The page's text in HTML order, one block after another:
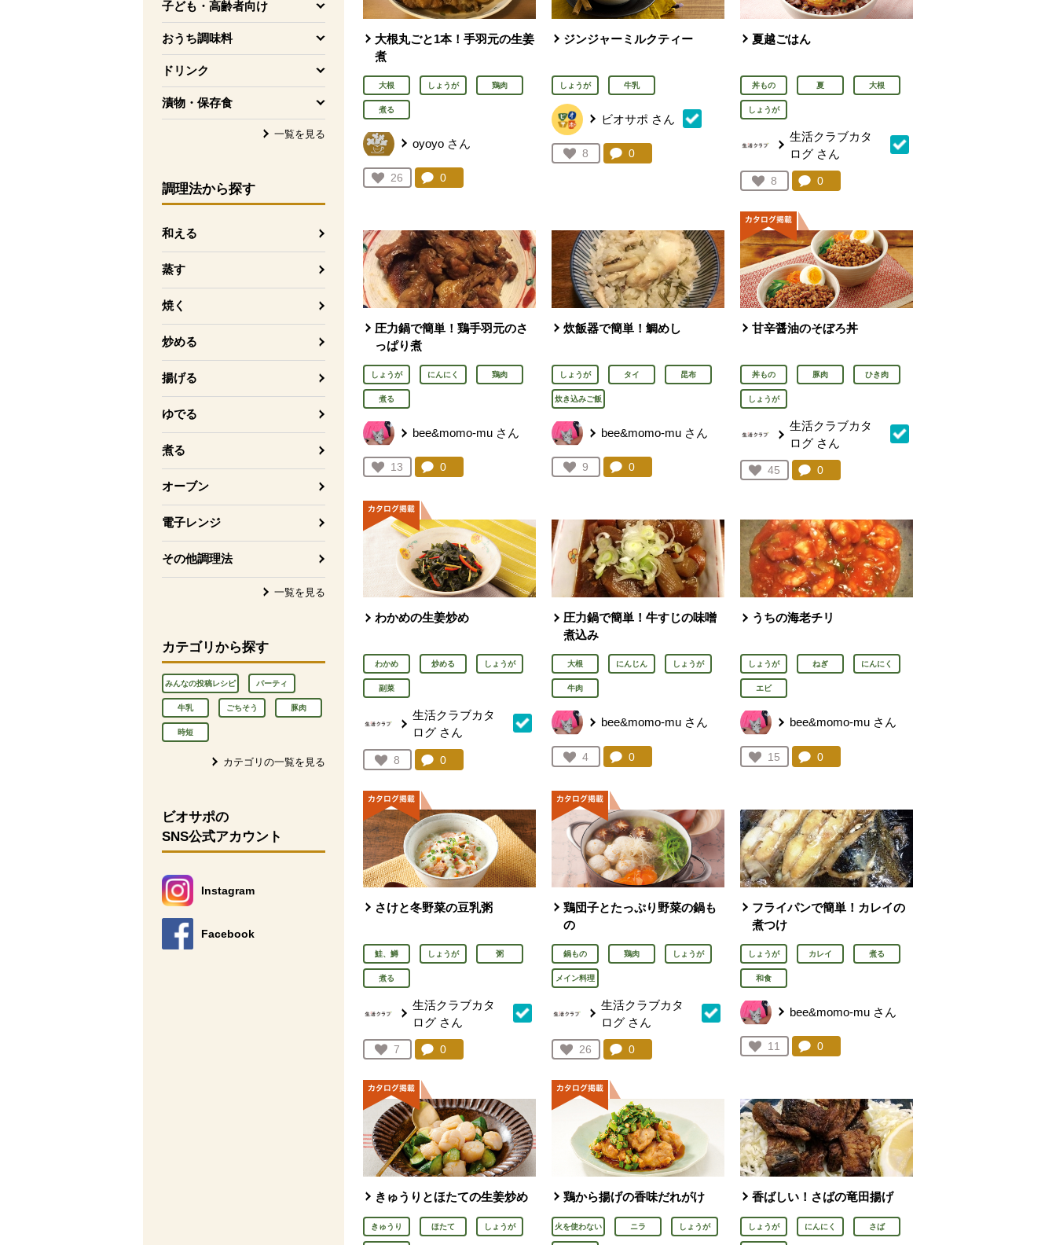
子ども・高齢者向け
を開く
おうち調味料
を開く
ドリンク
を開く
漬物・保存食
を開く
一覧を見る
調理法から探す
和える
蒸す
焼く
炒める
揚げる
ゆでる
煮る
オーブン
電子レンジ
その他調理法
一覧を見る
カテゴリから探す
みんなの投稿レシピ パーティ
牛乳 ごちそう 豚肉
時短
カテゴリの一覧を見る
ビオサポの
SNS公式アカウント
Instagram
別のウィンドウで開きます。
Facebook
別のウィンドウで開きます。
大根丸ごと1本！手羽元の生姜
煮
大根 しょうが 鶏肉
煮る
oyoyo さん
お気に入り登録：
26
人が登録
コメント：
0
ジンジャーミルクティー
しょうが 牛乳
ビオサポ さん
お気に入り登録：
8
人が登録
コメント：
0件。コメントを見る。
夏越ごはん
丼もの 夏 大根
しょうが
生活クラブカタ
ログ さん
お気に入り登録：
8
人が登録
コメント：
0件。コメントを見る。
圧力鍋で簡単！鶏手羽元のさ
っぱり煮
しょうが にんにく 鶏肉
煮る
bee&momo-mu さん
お気に入り登録：
13
人が登録
コメント：
0
炊飯器で簡単！鯛めし
しょうが タイ 昆布
炊き込みご飯
bee&momo-mu さん
お気に入り登録：
9
人が登録
コメント：
0件。コメントを見る。
甘辛醤油のそぼろ丼
丼もの 豚肉 ひき肉
しょうが
生活クラブカタ
ログ さん
お気に入り登録：
45
人が登録
コメント：
0件。コメントを見る。
わかめの生姜炒め
わかめ 炒める しょうが
副菜
生活クラブカタ
ログ さん
お気に入り登録：
8
人が登録
コメント：
0
圧力鍋で簡単！牛すじの味噌
煮込み
大根 にんじん しょうが
牛肉
bee&momo-mu さん
お気に入り登録：
4
人が登録
コメント：
0件。コメントを見る。
うちの海老チリ
しょうが ねぎ にんにく
エビ
bee&momo-mu さん
お気に入り登録：
15
人が登録
コメント：
0件。コメントを見る。
さけと冬野菜の豆乳粥
鮭、鱒 しょうが 粥
煮る
生活クラブカタ
ログ さん
お気に入り登録：
7
人が登録
コメント：
0
鶏団子とたっぷり野菜の鍋も
の
鍋もの 鶏肉 しょうが
メイン料理
生活クラブカタ
ログ さん
お気に入り登録：
26
人が登録
コメント：
0件。コメントを見る。
フライパンで簡単！カレイの
煮つけ
しょうが カレイ 煮る
和食
bee&momo-mu さん
お気に入り登録：
11
人が登録
コメント：
0件。コメントを見る。
きゅうりとほたての生姜炒め
きゅうり ほたて しょうが
鶏から揚げの香味だれがけ
火を使わない ニラ しょうが
香ばしい！さばの竜田揚げ
しょうが にんにく さば